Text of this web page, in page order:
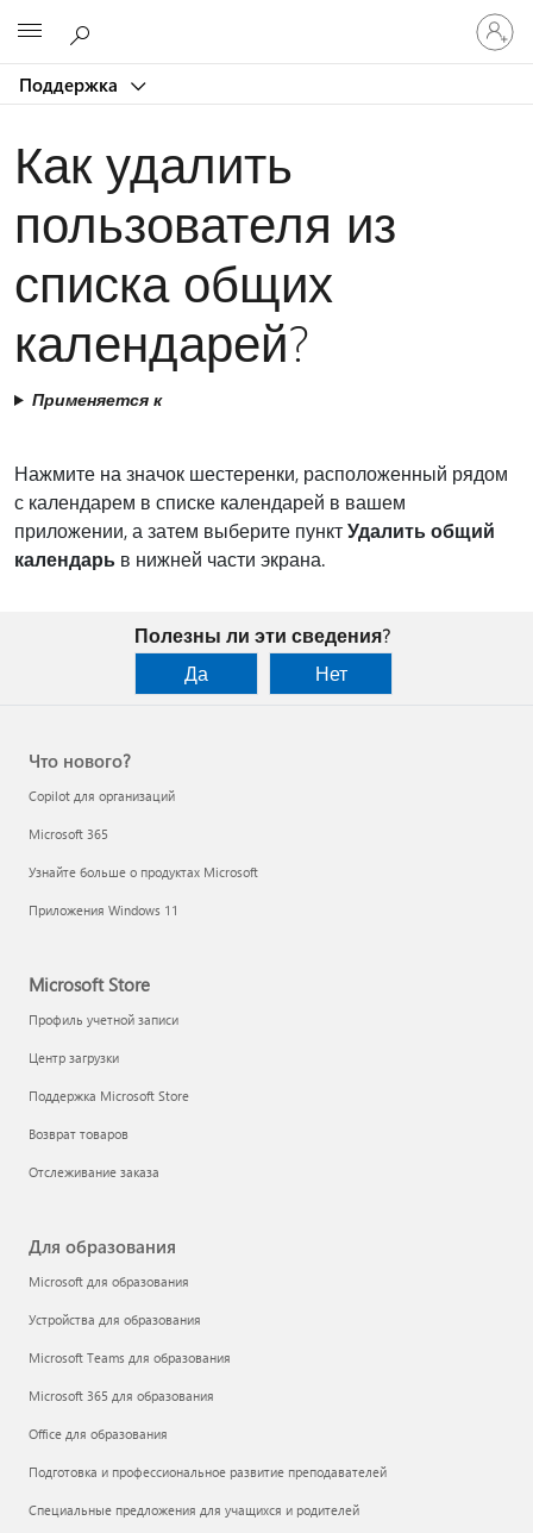
Поддержка
Как удалить
пользователя из
списка общих
календарей?
Применяется к
Нажмите на значок шестеренки, расположенный рядом
с календарем в списке календарей в вашем
приложении, а затем выберите пунктУдалить общий
календарь в нижней части экрана.
Полезны ли эти сведения?
Да
Нет
Что нового?
Copilot для организаций
Microsoft 365
Узнайте больше о продуктах Microsoft
Приложения Windows 11
Microsoft Store
Профиль учетной записи
Центр загрузки
Поддержка Microsoft Store
Возврат товаров
Отслеживание заказа
Для образования
Microsoft для образования
Устройства для образования
Microsoft Teams для образования
Microsoft 365 для образования
Office для образования
Подготовка и профессиональное развитие преподавателей
Специальные предложения для учащихся и родителей